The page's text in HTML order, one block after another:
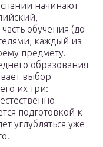
начинают
обучения (до
каждый из
предмету.
образования
выбор
их три:
подготовкой к
углубляться уже